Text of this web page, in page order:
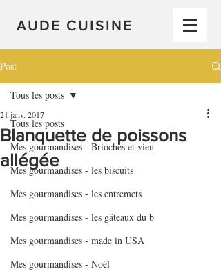
AUDE CUISINE
Post
Tous les posts
Mes gourmandises - Brioches et vien
Mes gourmandises - les biscuits
Mes gourmandises - les entremets
Mes gourmandises - les gâteaux du b
Mes gourmandises - made in USA
Mes gourmandises - Noël
Tous les posts
Blanquette de poissons
allégée
21 janv. 2017